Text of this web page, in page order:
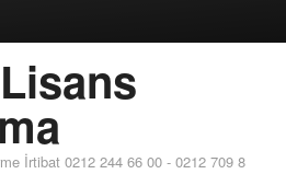
İrtibat 0212 244 66 00 - 0212 709 8